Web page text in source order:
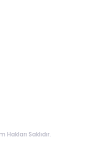
Hakları Saklıdır.